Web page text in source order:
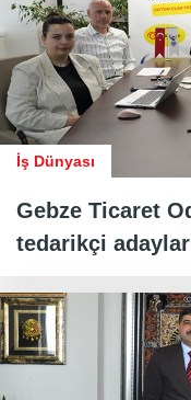
İş Dünyası
Gebze Ticaret
tedarikçi